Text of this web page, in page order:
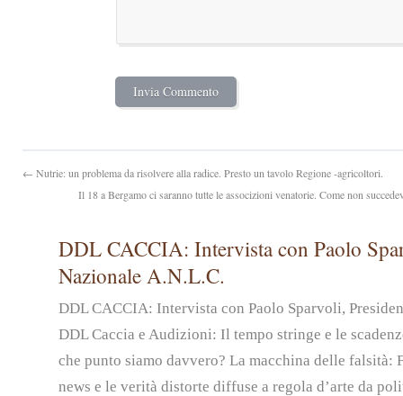
← Nutrie: un problema da risolvere alla radice. Presto un tavolo Regione -agricoltori.
Il 18 a Bergamo ci saranno tutte le associzioni venatorie. Come non
DDL CACCIA: Intervista con Paolo
Nazionale A.N.L.C.
DDL CACCIA: Intervista con Paolo Sparvoli,
DDL Caccia e Audizioni: Il tempo stringe e le
che punto siamo davvero? La macchina delle falsità:
news e le verità distorte diffuse a regola d’arte da